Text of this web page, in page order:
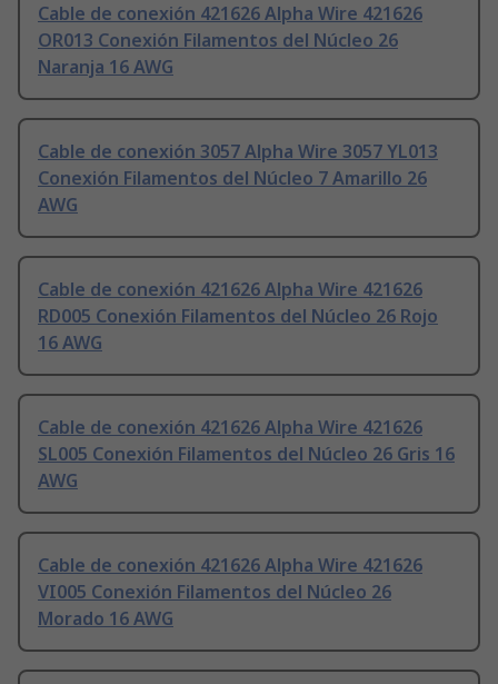
Cable de conexión 421626 Alpha Wire 421626
OR013 Conexión Filamentos del Núcleo 26
Naranja 16 AWG
Cable de conexión 3057 Alpha Wire 3057 YL013
Conexión Filamentos del Núcleo 7 Amarillo 26
AWG
Cable de conexión 421626 Alpha Wire 421626
RD005 Conexión Filamentos del Núcleo 26 Rojo
16 AWG
Cable de conexión 421626 Alpha Wire 421626
SL005 Conexión Filamentos del Núcleo 26 Gris 16
AWG
Cable de conexión 421626 Alpha Wire 421626
VI005 Conexión Filamentos del Núcleo 26
Morado 16 AWG